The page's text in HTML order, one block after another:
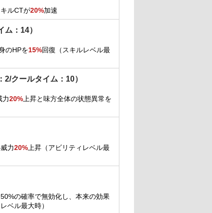
ルCTが20%加速
：14）
のHPを15%回復（スキルレベル最
クールタイム：10）
力20% 上昇と味方全体の状態異常を
力20% 上昇（アビリティレベル最
の確率で無効化し、本来の効果
ベル最大時）